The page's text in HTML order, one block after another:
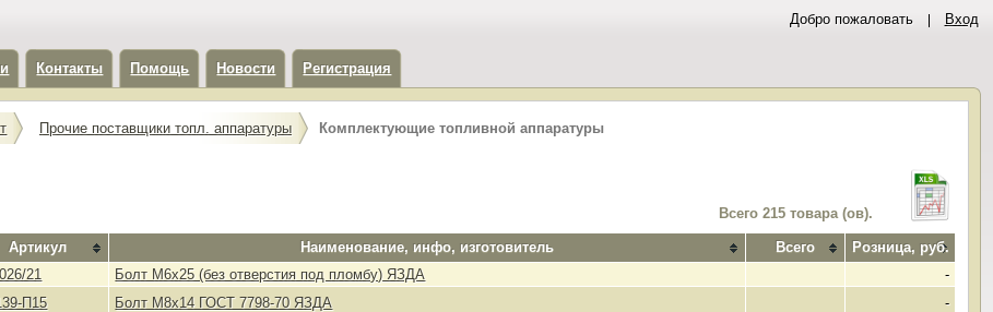
Добро пожаловать Вход
Контакты Помощь Новости Регистрация
Прочие поставщики топл. аппаратуры Комплектующие топливной аппаратуры
Всего 215 товара (ов).
Артикул Наименование, инфо, изготовитель Всего
Розница, руб.
21
Болт М6х25 (без отверстия под пломбу) ЯЗДА
-
П15
Болт М8x14 ГОСТ 7798-70 ЯЗДА
-